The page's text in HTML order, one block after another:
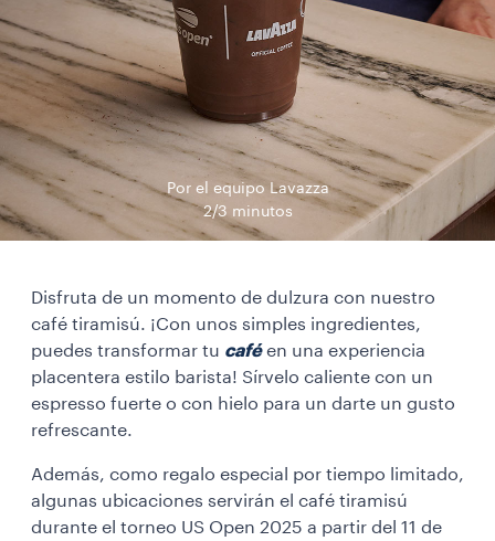
Por el equipo Lavazza
2/3 minutos
Disfruta de un momento de dulzura con nuestro
café tiramisú. ¡Con unos simples ingredientes,
puedes transformar tu caféen una experiencia
placentera estilo barista! Sírvelo caliente con un
espresso fuerte o con hielo para un darte un gusto
refrescante.
Además, como regalo especial por tiempo limitado,
algunas ubicaciones servirán el café tiramisú
durante el torneo US Open 2025 a partir del 11 de